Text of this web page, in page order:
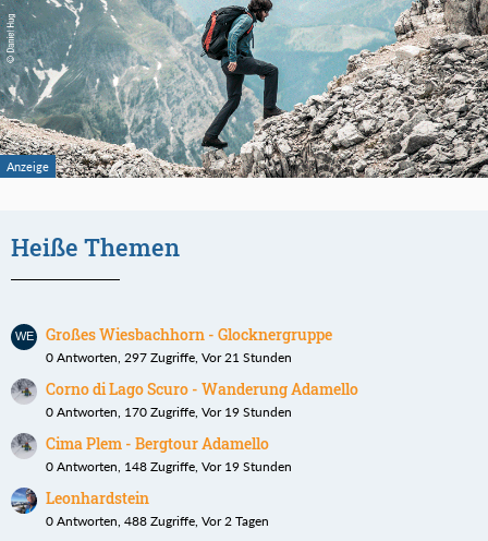
Heiße Themen
Großes Wiesbachhorn - Glocknergruppe
0 Antworten, 297 Zugriffe, Vor 21 Stunden
Corno di Lago Scuro - Wanderung Adamello
0 Antworten, 170 Zugriffe, Vor 19 Stunden
Cima Plem - Bergtour Adamello
0 Antworten, 148 Zugriffe, Vor 19 Stunden
Leonhardstein
0 Antworten, 488 Zugriffe, Vor 2 Tagen